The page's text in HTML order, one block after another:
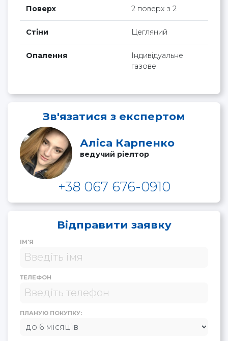
Поверх 2 поверх з 2
Стіни Цегляний
Опалення
Індивідуальне
газове
Зв'язатися з експертом
Аліса Карпенко
ведучий ріелтор
+38 067 676-0910
Відправити заявку
ІМ'Я
ТЕЛЕФОН
ПЛАНУЮ ПОКУПКУ: